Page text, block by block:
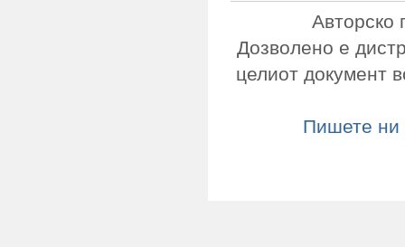
Авторско
Дозволено е
целиот документ
Пишете ни